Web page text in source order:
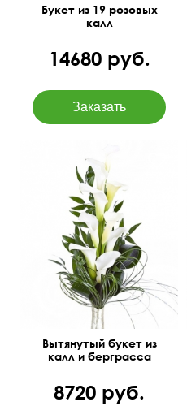
Букет из 19 розовых
калл
14680 руб.
60 см 35 см
Вытянутый букет из
калл и берграсса
8720 руб.